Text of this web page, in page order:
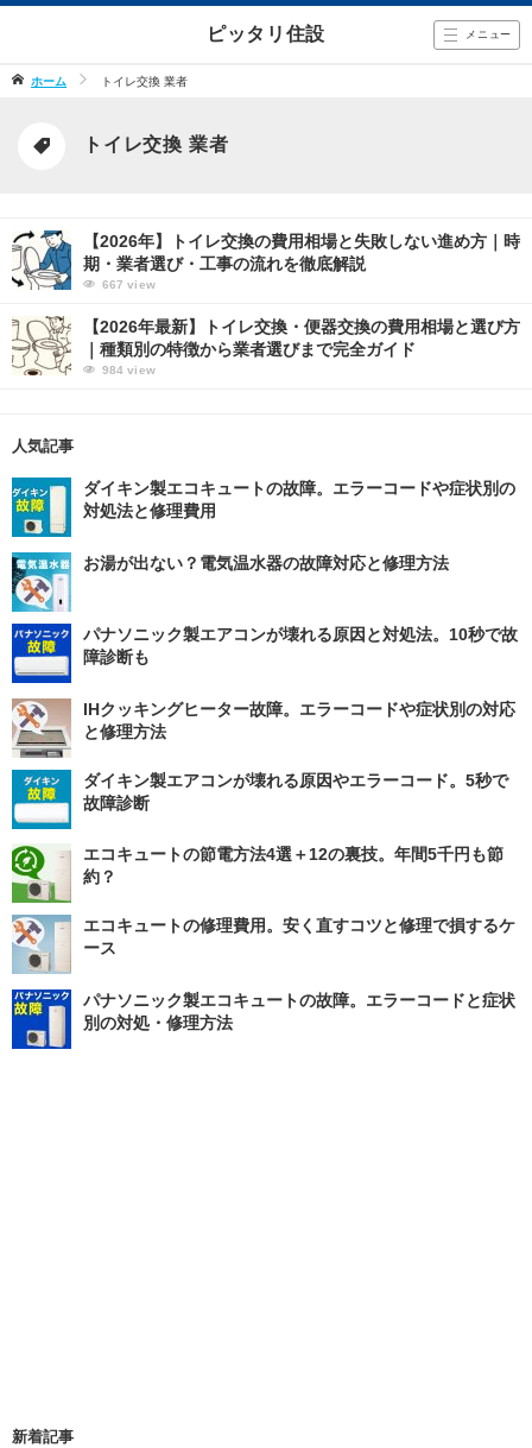
ピッタリ住設 メニュー
ホーム トイレ交換 業者
トイレ交換 業者
【2026年】トイレ交換の費用相場と失敗しない進め方｜時
期・業者選び・工事の流れを徹底解説
667 view
【2026年最新】トイレ交換・便器交換の費用相場と選び方
｜種類別の特徴から業者選びまで完全ガイド
984 view
人気記事
ダイキン製エコキュートの故障。エラーコードや症状別の
対処法と修理費用
お湯が出ない？電気温水器の故障対応と修理方法
パナソニック製エアコンが壊れる原因と対処法。10秒で故
障診断も
IHクッキングヒーター故障。エラーコードや症状別の対応
と修理方法
ダイキン製エアコンが壊れる原因やエラーコード。5秒で
故障診断
エコキュートの節電方法4選＋12の裏技。年間5千円も節
約？
エコキュートの修理費用。安く直すコツと修理で損するケ
ース
パナソニック製エコキュートの故障。エラーコードと症状
別の対処・修理方法
新着記事